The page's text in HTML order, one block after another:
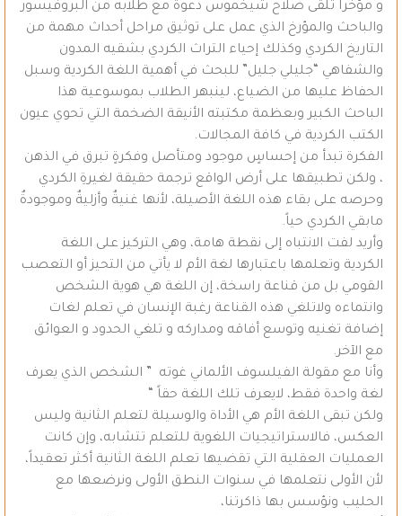
و مؤخراً تلقى صلاح شيخموس دعوةً مع طلابه من البروفيسور
والباحث والمؤرخ الذي عمل على توثيق مراحل أحداث مهمة من
التاريخ الكردي وكذلك إحياء التراث الكردي بشقيه المدون
والشفاهي “جليلي جليل” للبحث في أهمية اللغة الكردية وسبل
الحفاظ عليها من الضياع، لينبهر الطلاب بموسوعية هذا
الباحث الكبير وبعظمة مكتبته الأنيقة الضخمة التي تحوي عيون
الكتب الكردية في كافة المجالات.
الفكرة تبدأ من إحساسٍ موجود ومتأصل وفكرةٍ تبرق في الذهن
، ولكن تطبيقها على أرض الواقع ترجمة حقيقة لغيرةِ الكردي
وحرصه على بقاء هذه اللغة الأصيلة، لأنها غنيةٌ وأزليةٌ وموجودةٌ
مابقي الكردي حياً.
وأريد لفت الانتباه إلى نقطة هامة، وهي التركيز على اللغة
الكردية وتعلمها باعتبارها لغة الأم لا يأتي من التحيز أو التعصب
القومي بل من قناعة راسخة، إن اللغة هي هوية الشخص
وانتماءه ولاتلغي هذه القناعة رغبة الإنسان في تعلم لغات
إضافة تغنيه وتوسع أفاقه ومداركه و تلغي الحدود و العوائق
مع الآخر.
وأنا مع مقولة الفيلسوف الألماني غوته ” الشخص الذي يعرف
لغة واحدة فقط، لايعرف تلك اللغة حقاً “
ولكن تبقى اللغة الأم هي الأداة والوسيلة لتعلم الثانية وليس
العكس، فالاستراتيجيات اللغوية للتعلم تتشابه، وإن كانت
العمليات العقلية التي تقضيها تعلم اللغة الثانية أكثر تعقيداً،
لأن الأولى نتعلمها في سنوات النطق الأولى ونرضعها مع
الحليب ونؤسس بها ذاكرتنا،